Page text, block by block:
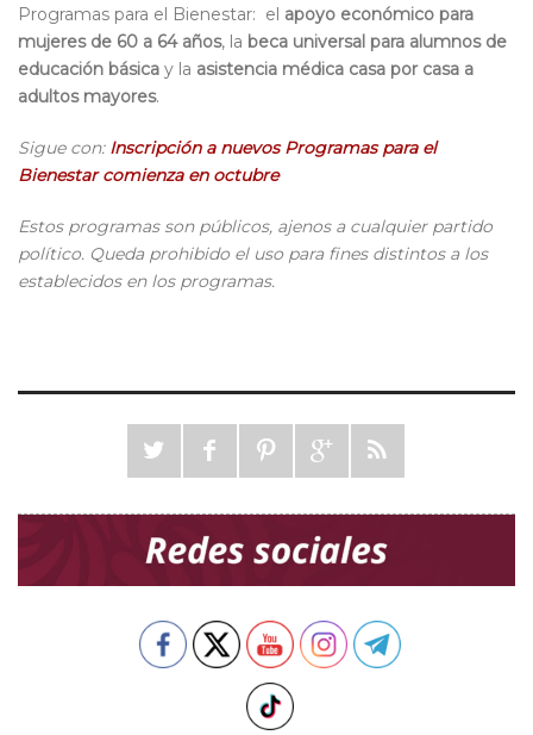
Programas para el Bienestar: el apoyo económico para
mujeres de 60 a 64 años, la beca universal para alumnos de
educación básica y la asistencia médica casa por casa a
adultos mayores.
Sigue con: Inscripción a nuevos Programas para el
Bienestar comienza en octubre
Estos programas son públicos, ajenos a cualquier partido
político. Queda prohibido el uso para fines distintos a los
establecidos en los programas.